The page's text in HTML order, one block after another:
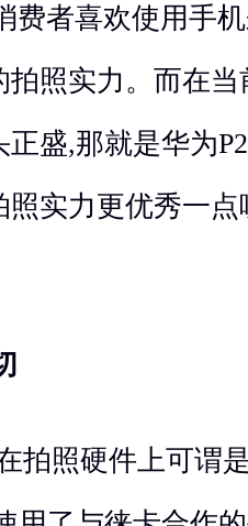
费者喜欢使用手
拍照实力。而在
盛,那就是华为
实力更优秀一
拍照硬件上可谓